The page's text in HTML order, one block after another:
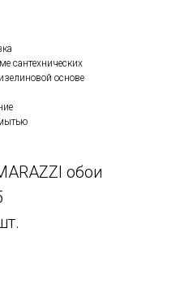
сантехнических
основе
обои